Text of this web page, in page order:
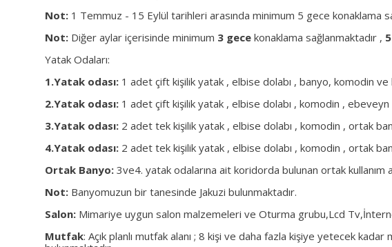
Not: 1 Temmuz - 15 Eylül tarihleri arasında minimum 5 gece konaklama
Not: Diğer aylar içerisinde minimum 3 gece konaklama sağlanmaktadır ,
Yatak Odaları:
1.Yatak odası: 1 adet çift kişilik yatak , elbise dolabı , banyo, komodin ve
2.Yatak odası: 1 adet çift kişilik yatak , elbise dolabı , komodin , ebeveyn
3.Yatak odası: 2 adet tek kişilik yatak , elbise dolabı , komodin , ortak
4.Yatak odası: 2 adet tek kişilik yatak , elbise dolabı , komodin , ortak
Ortak Banyo: 3ve4. yatak odalarına ait koridorda bulunan ortak kullanım
Not: Banyomuzun bir tanesinde Jakuzi bulunmaktadır.
Salon: Mimariye uygun salon malzemeleri ve Oturma grubu,Lcd
Mutfak: Açık planlı mutfak alanı ; 8 kişi ve daha fazla kişiye yetecek